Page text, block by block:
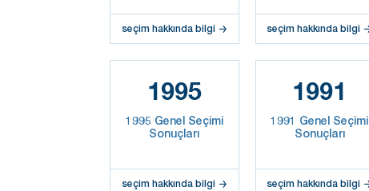
seçim hakkında bilgi seçim hakkında bilgi
1995
1995 Genel Seçimi
Sonuçları
seçim hakkında bilgi
1991
1991 Genel Seçimi
Sonuçları
seçim hakkında bilgi